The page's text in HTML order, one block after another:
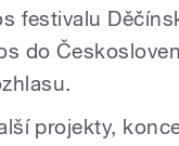
festivalu
do
projekty,